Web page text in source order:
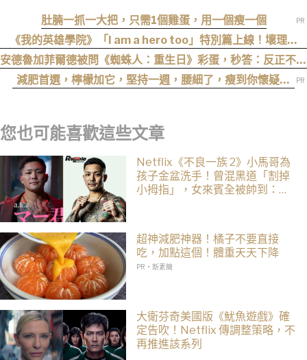
肚腩一抓一大把，只需1個雞蛋，用一個瘦一個
《我的英雄學院》「I am a hero too」特別篇上線！壞理版
〈Hero too〉正式公開！
安德魯加菲爾德被問《蜘蛛人：重生日》彩蛋，秒答：反正不是
我
減肥首選，檸檬加它，堅持一週，腰細了，瘦到你懷疑人
您也可能喜歡這些文章
Netflix《不良一族 2》小馬哥為
孩子金盆洗手！曾混黑道「割掉
小拇指」，女來賓全被帥到：超
超神減肥神器！橘子不要直接
吃，加點這個！體重天天下降
PR・新素簡
大衛芬奇美國版《魷魚遊戲》確
定告吹！Netflix 傳調整策略，不
再推進該系列